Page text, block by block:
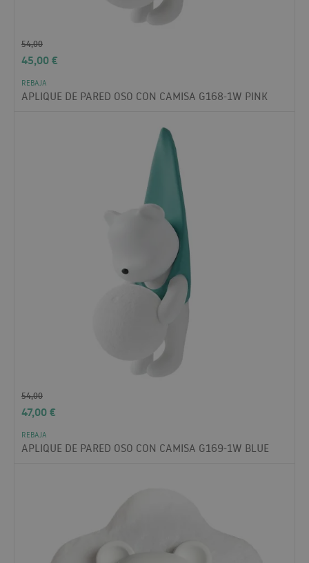
54,00
45,00€
REBAJA
APLIQUE DE PARED OSO CON CAMISA G168-1W PINK
54,00
47,00€
REBAJA
APLIQUE DE PARED OSO CON CAMISA G169-1W BLUE